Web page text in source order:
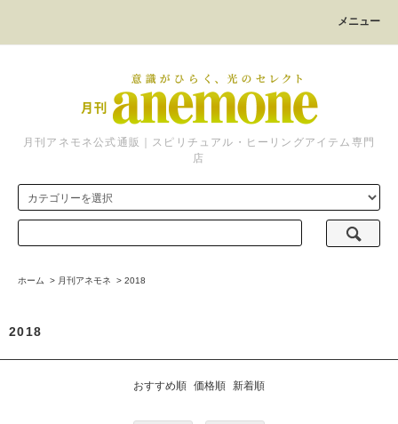
メニュー
月刊アネモネ公式通販｜スピリチュアル・ヒーリングアイテム専門
店
ホーム > 月刊アネモネ > 2018
2018
おすすめ順 価格順 新着順